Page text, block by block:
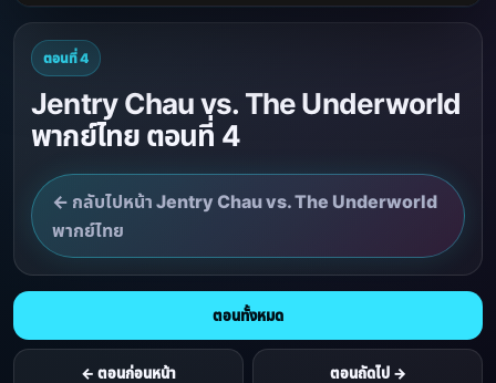
ตอนที่ 4
Jentry Chau vs. The Underworld
พากย์ไทย ตอนที่ 4
← กลับไปหน้า Jentry Chau vs. The Underworld
พากย์ไทย
← ตอนก่อนหน้า
ตอนทั้งหมด
ตอนถัดไป →